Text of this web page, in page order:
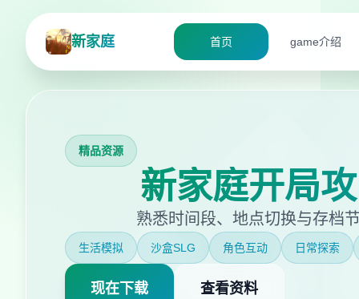
新家庭 首页 game介绍
精品资源
新家庭开局
熟悉时间段、地点切换与存档
生活模拟 沙盒SLG 角色互动 日常探索
现在下载 查看资料